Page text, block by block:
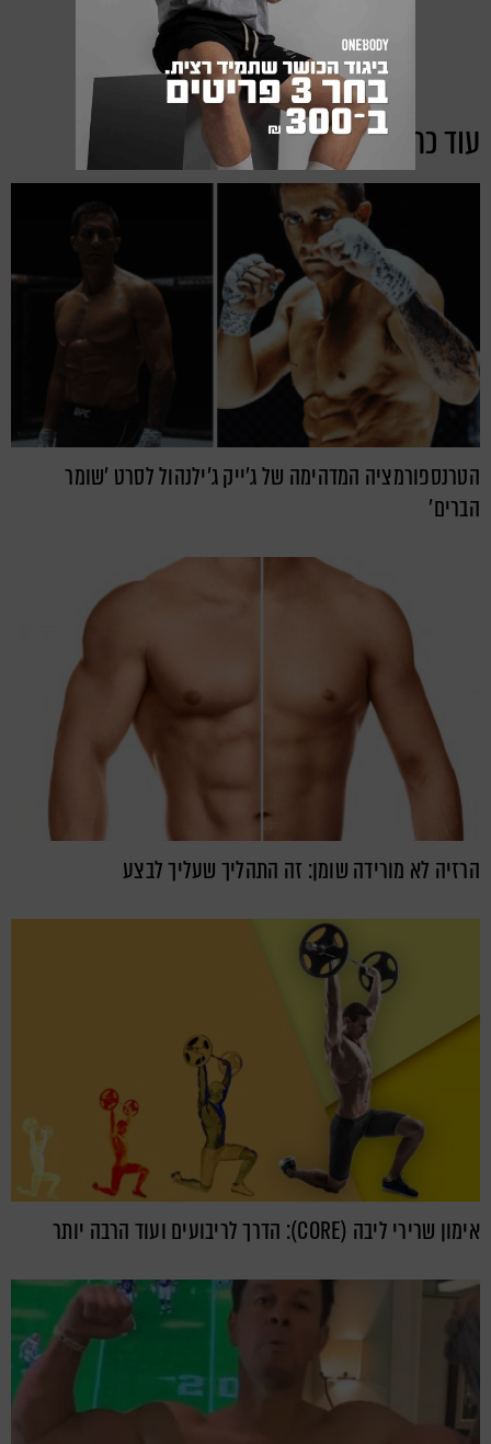
עוד כתבות מקטגוריית:אימונים
הטרנספורמציה המדהימה של ג'ייק ג'ילנהול לסרט 'שומר
הברים'
הרזיה לא מורידה שומן: זה התהליך שעליך לבצע
אימון שרירי ליבה (CORE): הדרך לריבועים ועוד הרבה יותר